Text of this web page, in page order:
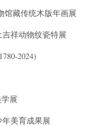
藏传统木版年画展
祥动物纹瓷特展
2024)
展
美育成果展